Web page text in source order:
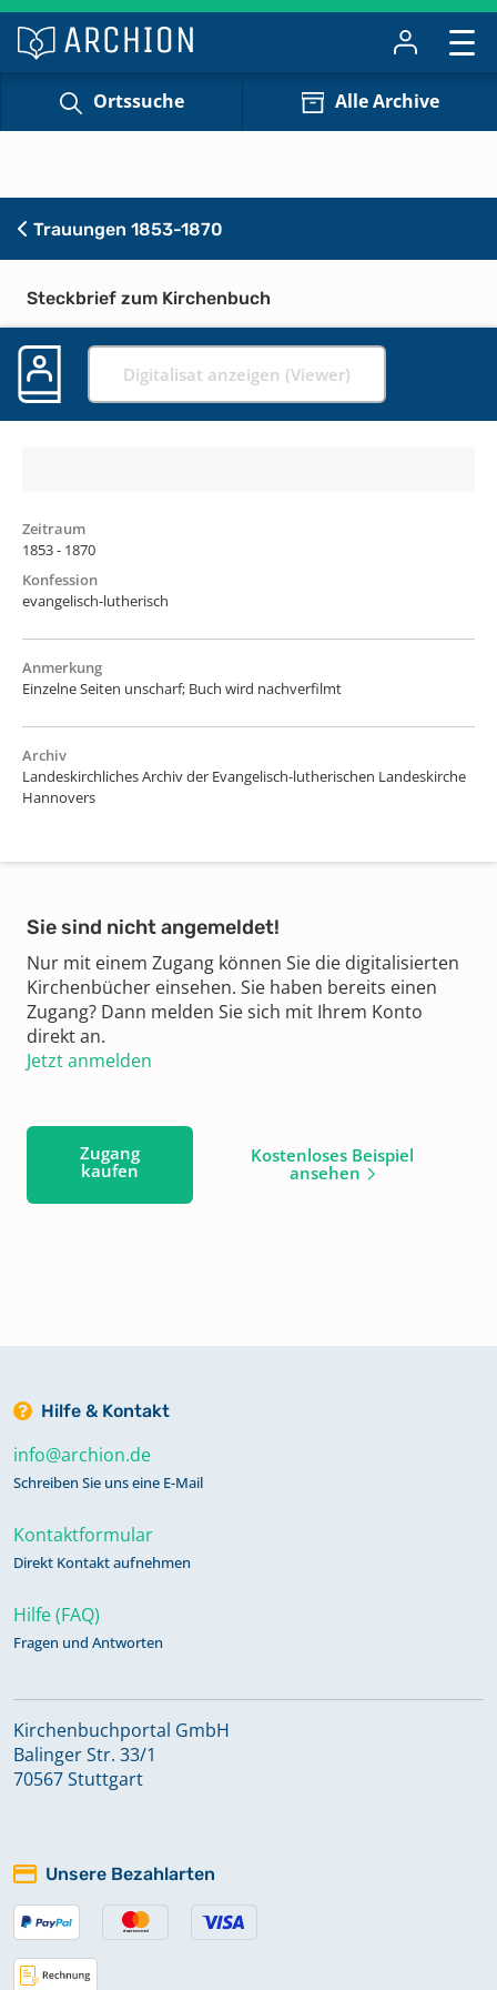
Ortssuche Alle Archive
Trauungen 1853-1870
Steckbrief zum Kirchenbuch
Digitalisat anzeigen (Viewer)
Zeitraum
1853 - 1870
Konfession
evangelisch-lutherisch
Anmerkung
Einzelne Seiten unscharf; Buch wird nachverfilmt
Archiv
Landeskirchliches Archiv der Evangelisch-lutherischen Landeskirche
Hannovers
Sie sind nicht angemeldet!
Nur mit einem Zugang können Sie die digitalisierten
Kirchenbücher einsehen. Sie haben bereits einen
Zugang? Dann melden Sie sich mit Ihrem Konto
direkt an.
Jetzt anmelden
Zugang
kaufen
Kostenloses Beispiel
ansehen
Hilfe & Kontakt
info@archion.de
Schreiben Sie uns eine E-Mail
Kontaktformular
Direkt Kontakt aufnehmen
Hilfe (FAQ)
Fragen und Antworten
Kirchenbuchportal GmbH
Balinger Str. 33/1
70567 Stuttgart
Unsere Bezahlarten